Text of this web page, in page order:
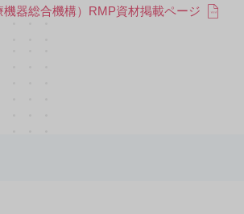
器総合機構）RMP資材掲載ページ